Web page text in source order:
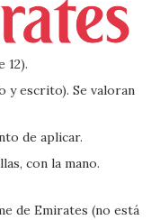
12).
y escrito). Se valoran
de aplicar.
con la mano.
de Emirates (no está